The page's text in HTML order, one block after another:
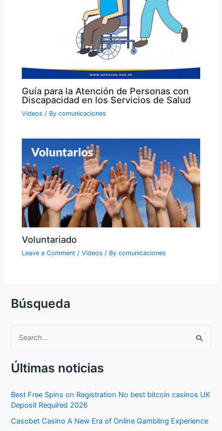
Guía para la Atención de Personas con
Discapacidad en los Servicios de Salud
Videos / Bycomunicaciones
Voluntariado
Leave a Comment /Videos / Bycomunicaciones
Búsqueda
a
c
f
Últimas noticias
Best Free Spins on Registration No best bitcoin casinos UK
Deposit Required 2026
Casobet Casino A New Era of Online Gambling Experience